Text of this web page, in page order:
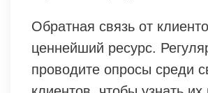
Обратная связь от
ценнейший ресурс.
проводите опросы среди